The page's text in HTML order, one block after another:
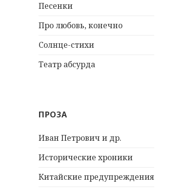
Песенки
Про любовь, конечно
Солнце-стихи
Театр абсурда
ПРОЗА
Иван Петрович и др.
Исторические хроники
Китайские предупреждения